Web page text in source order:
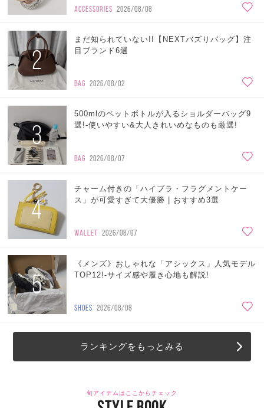
ACCESSORIES 2026/08/08
2
まだ知られていない!!【NEXTバズりバッグ】注
目ブランド6選
BAG 2026/08/02
3
500mlのペットボトルが入るショルダーバッグ9
選!-使いやすい&大人きれいめなものも厳選!
BAG 2026/08/07
4
チャーム付きの「ハイブラ・フラグメントケー
ス」が可愛すぎて大優勝 | おすすめ3選
WALLET 2026/08/07
5
《メンズ》おしゃれな「アシックス」人気モデル
TOP12!-サイズ感や履き心地も解説!
SHOES 2026/08/08
ランキングをもっとみる
旬アイテムはここからチェック